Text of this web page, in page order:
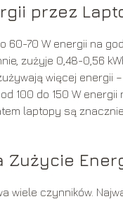
przez
60-70 W energii na
zużyje 0,48-0,56
więcej energii
100 do 150 W
laptopy są
Zużycie
wiele czynników.